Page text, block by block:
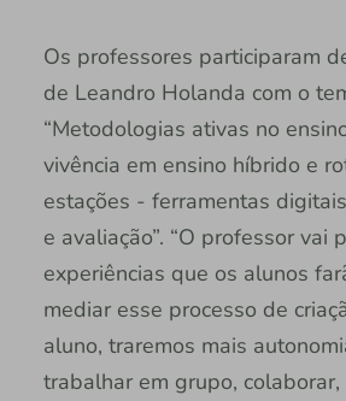
Os professores participaram
de Leandro Holanda com o
“Metodologias ativas no
vivência em ensino híbrido e
estações - ferramentas
e avaliação”. “O professor vai
experiências que os alunos
mediar esse processo de
aluno, traremos mais
trabalhar em grupo,